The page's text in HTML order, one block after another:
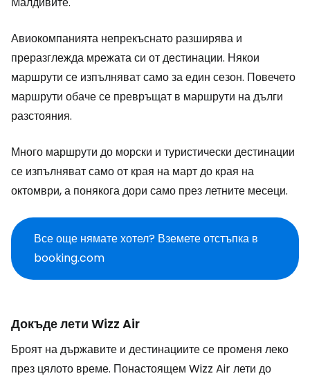
Авиокомпанията непрекъснато разширява и
преразглежда мрежата си от дестинации. Някои
маршрути се изпълняват само за един сезон. Повечето
маршрути обаче се превръщат в маршрути на дълги
разстояния.
Много маршрути до морски и туристически дестинации
се изпълняват само от края на март до края на
октомври, а понякога дори само през летните месеци.
Все още нямате хотел? Вземете отстъпка в
booking.com
Докъде лети Wizz Air
Броят на държавите и дестинациите се променя леко
през цялото време. Понастоящем Wizz Air лети до